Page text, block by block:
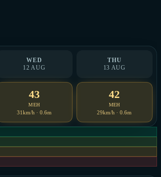
WED
12 AUG
THU
13 AUG
43
MEH
31km/h · 0.6m
42
MEH
29km/h · 0.6m